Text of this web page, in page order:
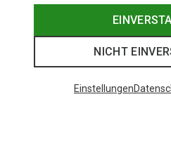
NICHT
Einstellungen